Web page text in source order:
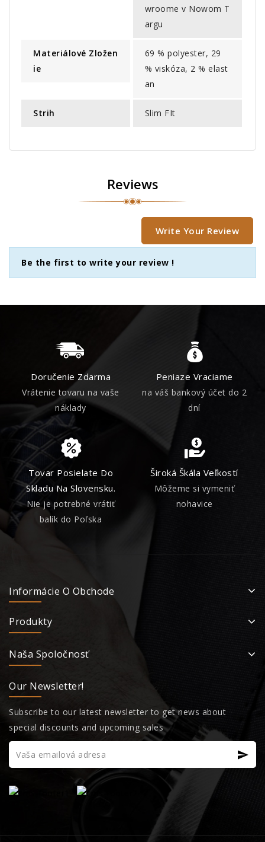
wroome v Nowom T
argu
Materiálové Zložen
Ie
69 % polyester, 29
% viskóza, 2 % elast
an
Strih Slim FIt
Reviews
Write Your Review
Be the first to write your review !
Doručenie Zdarma
Vrátenie tovaru na vaše
náklady
Peniaze Vraciame
na váš bankový účet do 2
dní
Tovar Posielate Do
Skladu Na Slovensku.
Nie je potrebné vrátiť
balík do Poľska
Široká Škála Veľkostí
Môžeme si vymeniť
nohavice
Informácie O Obchode
Produkty
Naša Spoločnosť
Our Newsletter!
Subscribe to our latest newsletter to get news about
special discounts and upcoming sales